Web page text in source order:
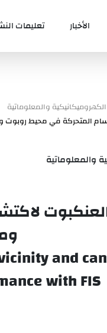
الأخبار تعليمات
والمعلوماتية
المتحركة في محيط روبوت
والمعلوماتية
and
with FIS